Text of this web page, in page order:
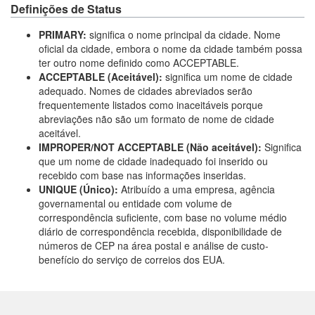
Definições de Status
PRIMARY: significa o nome principal da cidade. Nome
oficial da cidade, embora o nome da cidade também possa
ter outro nome definido como ACCEPTABLE.
ACCEPTABLE (Aceitável): significa um nome de cidade
adequado. Nomes de cidades abreviados serão
frequentemente listados como inaceitáveis porque
abreviações não são um formato de nome de cidade
aceitável.
IMPROPER/NOT ACCEPTABLE (Não aceitável): Significa
que um nome de cidade inadequado foi inserido ou
recebido com base nas informações inseridas.
UNIQUE (Único): Atribuído a uma empresa, agência
governamental ou entidade com volume de
correspondência suficiente, com base no volume médio
diário de correspondência recebida, disponibilidade de
números de CEP na área postal e análise de custo-
benefício do serviço de correios dos EUA.